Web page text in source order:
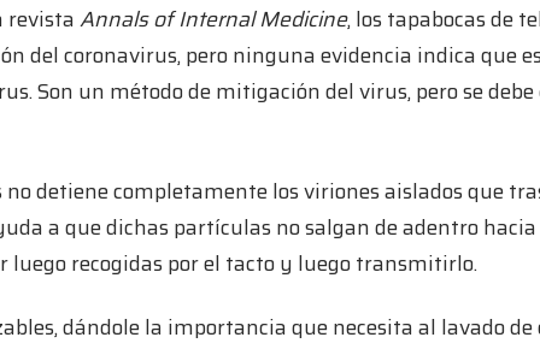
revistaAnnals of Internal Medicine, los tapabocas de
del coronavirus, pero ninguna evidencia indica que
Son un método de mitigación del virus, pero se
no detiene completamente los viriones aislados que
a que dichas partículas no salgan de adentro
luego recogidas por el tacto y luego transmitirlo.
dándole la importancia que necesita al lavado